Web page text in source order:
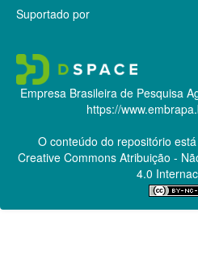
Suportado por
Empresa Brasileira de Pesquisa
https://
O conteúdo do repositório
Creative CommonsAtribuição -
4.0